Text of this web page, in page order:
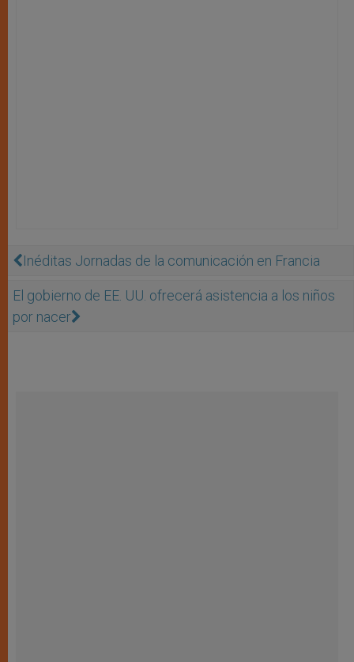
Inéditas Jornadas de la comunicación en Francia
El gobierno de EE. UU. ofrecerá asistencia a los niños
por nacer